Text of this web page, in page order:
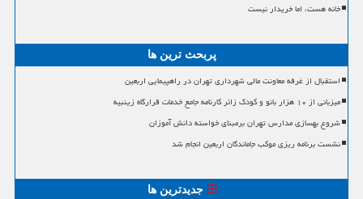
خانه هست، اما خریدار نیست
پربحث ترین ها
استقبال از غرفه معاونت مالی شهرداری تهران در راهپیمایی اربعین
میزبانی از ۱۰ هزار بانو و کودک زائر کارنامه جامع خدمات قرارگاه زینبیه
شروع بهسازی مدارس تهران برمبنای خواسته دانش آموزان
نشست برنامه ریزی موکب جاماندگان اربعین انجام شد
جدیدترین ها